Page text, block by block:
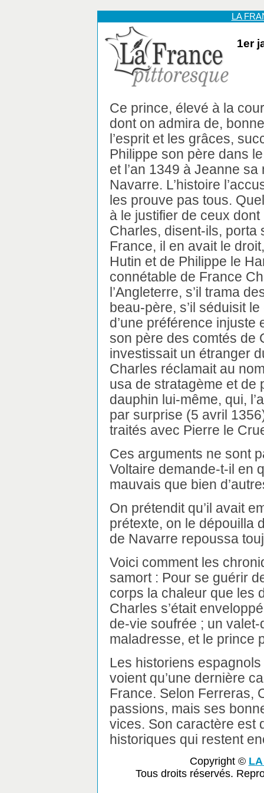
LA
1er
Ce prince, élevé à la
dont on admira de,
l’esprit et les grâces,
Philippe son père dans
et l’an 1349 à Jeanne
Navarre. L’histoire
les prouve pas tous.
à le justifier de ceux
Charles, disent-ils, porta
France, il en avait le
Hutin et de Philippe le
connétable de France
l’Angleterre, s’il trama
beau-père, s’il séduisit
d’une préférence
son père des comtés de
investissait un étranger
Charles réclamait au
usa de stratagème et de
dauphin lui-même, qui,
par surprise (5 avril
traités avec Pierre le
Ces arguments ne sont
Voltaire demande-t-il en
mauvais que bien
On prétendit qu’il avait
prétexte, on le dépouilla
de Navarre repoussa
Voici comment les
samort : Pour se guérir
corps la chaleur que les
Charles s’était
de-vie soufrée ; un
maladresse, et le prince
Les historiens
voient qu’une dernière
France. Selon Ferreras,
passions, mais ses
vices. Son caractère est
historiques qui restent
Copyright ©
Tous droits réservés.